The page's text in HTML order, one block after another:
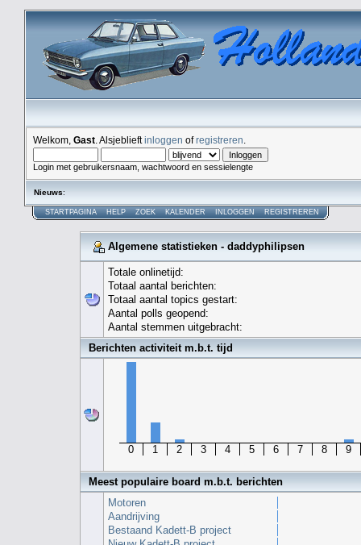
Welkom, Gast . Alsjeblieftinloggen ofregistreren
Login met gebruikersnaam, wachtwoord en sessielengte
Nieuws:
STARTPAGINA HELP ZOEK KALENDER INLOGGEN REGISTREREN
Algemene statistieken - daddyphilipsen
Totale onlinetijd:
Totaal aantal berichten:
Totaal aantal topics gestart:
Aantal polls geopend:
Aantal stemmen uitgebracht:
Berichten activiteit m.b.t. tijd
0 1 2 3 4 5 6 7 8 9
Meest populaire board m.b.t. berichten
Motoren
Aandrijving
Bestaand Kadett-B project